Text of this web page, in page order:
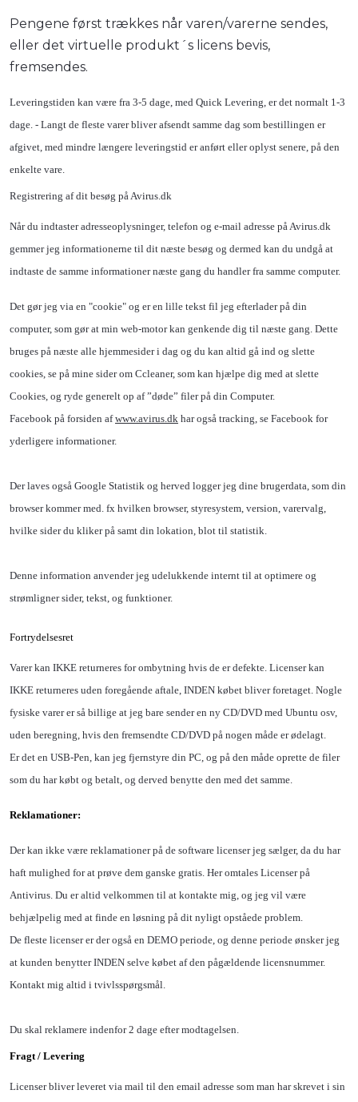
Pengene først trækkes når varen/varerne sendes,
eller det virtuelle produkt´s licens bevis,
fremsendes.
Leveringstiden kan være fra 3-5 dage, med Quick Levering, er det normalt 1-3
dage. - Langt de fleste varer bliver afsendt samme dag som bestillingen er
afgivet, med mindre længere leveringstid er anført eller oplyst senere, på den
enkelte vare.
Registrering af dit besøg på Avirus.dk
Når du indtaster adresseoplysninger, telefon og e-mail adresse på Avirus.dk
gemmer jeg informationerne til dit næste besøg og dermed kan du undgå at
indtaste de samme informationer næste gang du handler fra samme computer.
Det gør jeg via en "cookie" og er en lille tekst fil jeg efterlader på din
computer, som gør at min web-motor kan genkende dig til næste gang. Dette
bruges på næste alle hjemmesider i dag og du kan altid gå ind og slette
cookies, se på mine sider om Ccleaner, som kan hjælpe dig med at slette
Cookies, og ryde generelt op af ”døde” filer på din Computer.
Facebook på forsiden afwww.avirus.dk har også tracking, se Facebook for
yderligere informationer.
Der laves også Google Statistik og herved logger jeg dine brugerdata, som din
browser kommer med. fx hvilken browser, styresystem, version, varervalg,
hvilke sider du kliker på samt din lokation, blot til statistik.
Denne information anvender jeg udelukkende internt til at optimere og
strømligner sider, tekst, og funktioner.
Fortrydelsesret
Varer kan IKKE returneres for ombytning hvis de er defekte. Licenser kan
IKKE returneres uden foregående aftale, INDEN købet bliver foretaget. Nogle
fysiske varer er så billige at jeg bare sender en ny CD/DVD med Ubuntu osv,
uden beregning, hvis den fremsendte CD/DVD på nogen måde er ødelagt.
Er det en USB-Pen, kan jeg fjernstyre din PC, og på den måde oprette de filer
som du har købt og betalt, og derved benytte den med det samme.
Reklamationer:
Der kan ikke være reklamationer på de software licenser jeg sælger, da du har
haft mulighed for at prøve dem ganske gratis. Her omtales Licenser på
Antivirus. Du er altid velkommen til at kontakte mig, og jeg vil være
behjælpelig med at finde en løsning på dit nyligt opståede problem.
De fleste licenser er der også en DEMO periode, og denne periode ønsker jeg
at kunden benytter INDEN selve købet af den pågældende licensnummer.
Kontakt mig altid i tvivlsspørgsmål.
Du skal reklamere indenfor 2 dage efter modtagelsen.
Fragt / Levering
Licenser bliver leveret via mail til den email adresse som man har skrevet i sin